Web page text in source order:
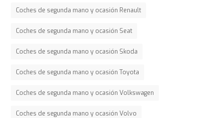
Coches de segunda mano y ocasión Renault
Coches de segunda mano y ocasión Seat
Coches de segunda mano y ocasión Skoda
Coches de segunda mano y ocasión Toyota
Coches de segunda mano y ocasión Volkswagen
Coches de segunda mano y ocasión Volvo